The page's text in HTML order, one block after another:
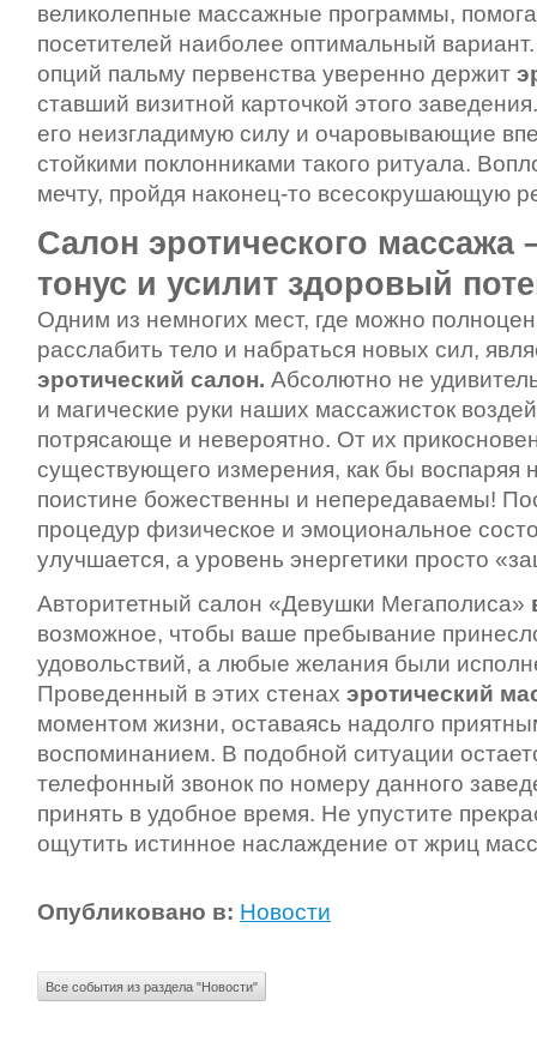
великолепные массажные программы,
посетителей наиболее оптимальный
опций пальму первенства уверенно держит
ставший визитной карточкой этого
его неизгладимую силу и очаровывающие
стойкими поклонниками такого ритуала.
мечту, пройдя наконец-то всесокрушающую
Салон эротического массажа
тонус и усилит здоровый
Одним из немногих мест, где можно
расслабить тело и набраться новых сил,
эротический салон. Абсолютно не
и магические руки наших массажисток
потрясающе и невероятно. От их
существующего измерения, как бы
поистине божественны и непередаваемы!
процедур физическое и эмоциональное
улучшается, а уровень энергетики
Авторитетный салон «Девушки Мегаполиса»
возможное, чтобы ваше пребывание
удовольствий, а любые желания были
Проведенный в этих стенах эротический
моментом жизни, оставаясь надолго
воспоминанием. В подобной ситуации
телефонный звонок по номеру данного
принять в удобное время. Не упустите
ощутить истинное наслаждение от жриц
Опубликовано в: Новости
Все события из раздела "Новости"